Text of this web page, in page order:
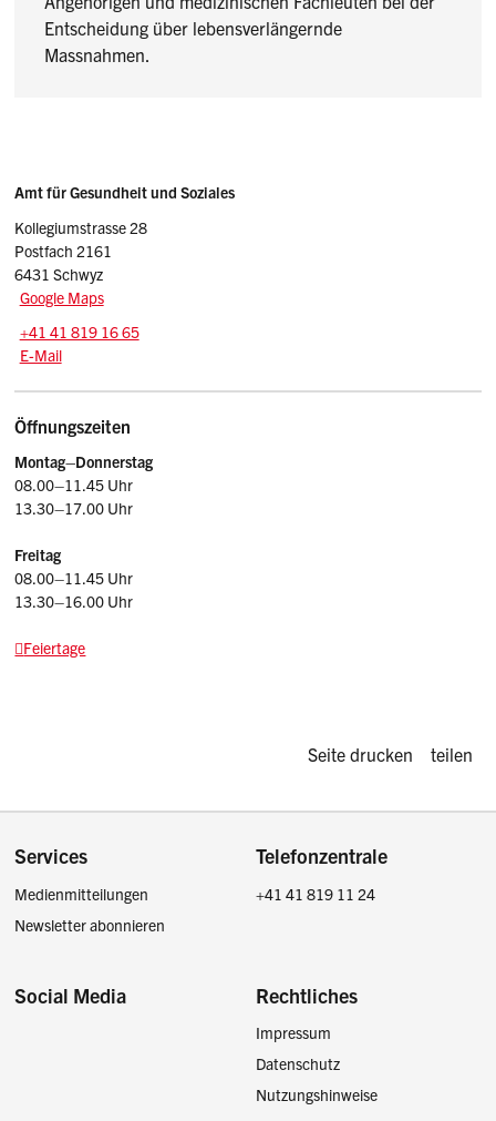
Entscheidung über lebensverlängernde
Massnahmen.
Sidebar
Adresse
Amt für Gesundheit und Soziales
Kollegiumstrasse 28
Postfach 2161
6431 Schwyz
Google Maps
Tel.:
+41 41 819 16 65
E-Mail: ags
E-Mail
Öffnungszeiten
Montag–Donnerstag
08.00–11.45 Uhr
13.30–17.00 Uhr
Freitag
08.00–11.45 Uhr
13.30–16.00 Uhr
Feiertage
Diese Seite
Seite drucken teilen
Footer
Services
Medienmitteilungen
Newsletter abonnieren
Telefonzentrale
+41 41 819 11 24
Social Media Rechtliches
Impressum
Datenschutz
Nutzungshinweise